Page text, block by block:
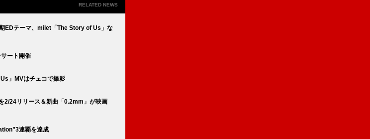
RELATED NEWS
EDテーマ、milet「The Story of Us」な
ート開催
」MVはチェコで撮影
2/24リリース＆新曲「0.2mm」が映画
連覇を達成